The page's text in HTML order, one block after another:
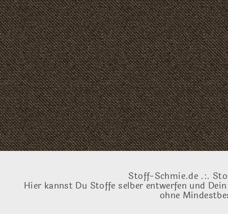
Stoff-Schmie.de .:.
Hier kannst Du Stoffe selber entwerfen und
ohne